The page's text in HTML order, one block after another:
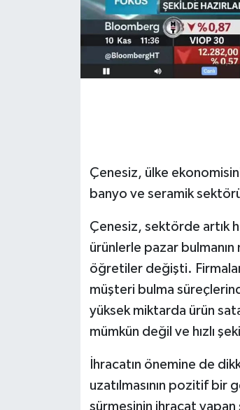
Çenesiz, ülke
banyo ve seramik
Çenesiz, sektörde artık
ürünlerle pazar
öğretiler değişti.
müşteri bulma
yüksek miktarda ürün
mümkün değil ve hızlı
İhracatın önemine de
uzatılmasının pozitif
sürmesinin ihracat yapan